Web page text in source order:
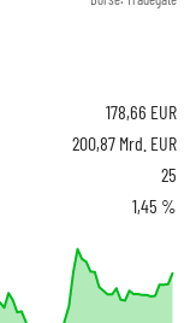
178,66 EUR
200,87 Mrd. EUR
25
1,45 %